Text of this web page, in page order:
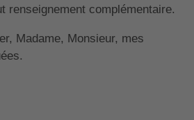
renseignement complémentaire.
Madame, Monsieur, mes